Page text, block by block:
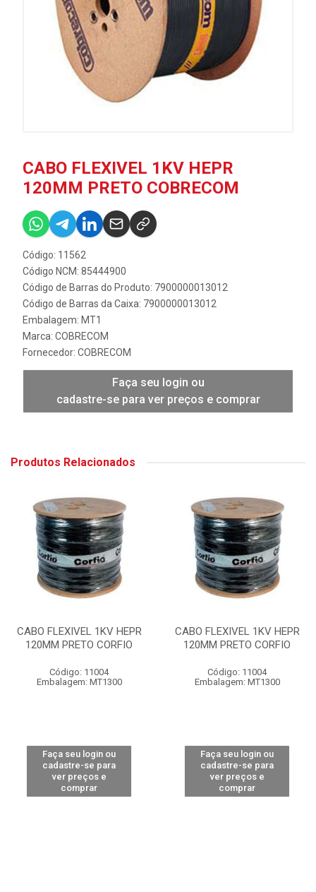
CABO FLEXIVEL 1KV HEPR
120MM PRETO COBRECOM
Código: 11562
Código NCM: 85444900
Código de Barras do Produto: 7900000013012
Código de Barras da Caixa: 7900000013012
Embalagem: MT1
Marca: COBRECOM
Fornecedor: COBRECOM
Faça seu login ou
cadastre-se para ver preços e comprar
Produtos Relacionados
CABO FLEXIVEL 1KV HEPR
120MM PRETO CORFIO
Código: 11004
Embalagem: MT1300
Faça seu login ou
cadastre-se para
ver preços e
comprar
CABO FLEXIVEL 1KV HEPR
120MM PRETO CORFIO
Código: 11004
Embalagem: MT1300
Faça seu login ou
cadastre-se para
ver preços e
comprar